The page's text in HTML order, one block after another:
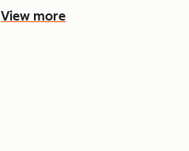
View more